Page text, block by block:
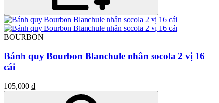
BOURBON
Bánh quy Bourbon Blanchule nhân socola 2 vị 16
cái
105,000 ₫